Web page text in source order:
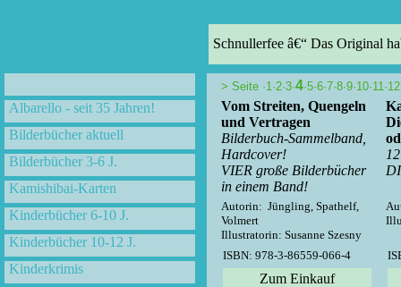
Schnullerfee â€“ Das Original
Albarello - seit 35 Jahren!
Bilderbücher aktuell
Bilderbücher 3-6 J.
Kamishibai-Karten
Kinderbücher 6-10 J.
Kinderbücher 10-12 J.
Kinderkrimis
> Seite ·1·2·3·4·5·6·7·8·9·10·11·12
Vom Streiten, Quengeln
und Vertragen
Bilderbuch-Sammelband,
Hardcover!
VIER große Bilderbücher
in einem Band!
Autorin: Jüngling, Spathelf,
Volmert
Illustratorin: Susanne Szesny
ISBN: 978-3-86559-066-4
Zum Einkauf